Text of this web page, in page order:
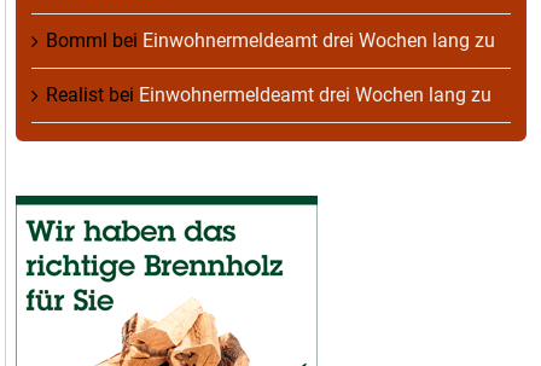
Bomml bei Einwohnermeldeamt drei Wochen lang zu
Realist bei Einwohnermeldeamt drei Wochen lang zu